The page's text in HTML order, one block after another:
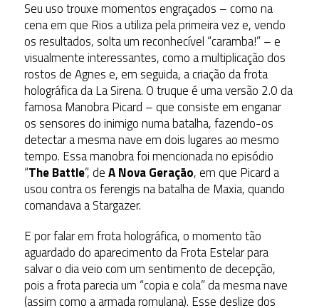
Seu uso trouxe momentos engraçados – como na
cena em que Rios a utiliza pela primeira vez e, vendo
os resultados, solta um reconhecível “caramba!” – e
visualmente interessantes, como a multiplicação dos
rostos de Agnes e, em seguida, a criação da frota
holográfica da La Sirena. O truque é uma versão 2.0 da
famosa Manobra Picard – que consiste em enganar
os sensores do inimigo numa batalha, fazendo-os
detectar a mesma nave em dois lugares ao mesmo
tempo. Essa manobra foi mencionada no episódio
“The Battle”, deA Nova Geração, em que Picard a
usou contra os ferengis na batalha de Maxia, quando
comandava a Stargazer.
E por falar em frota holográfica, o momento tão
aguardado do aparecimento da Frota Estelar para
salvar o dia veio com um sentimento de decepção,
pois a frota parecia um “copia e cola” da mesma nave
(assim como a armada romulana). Esse deslize dos